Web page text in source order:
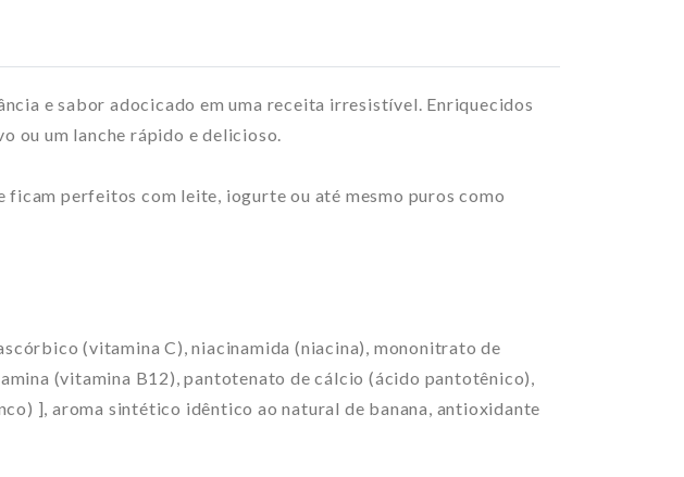
e sabor adocicado em uma receita irresistível. Enriquecidos
ou um lanche rápido e delicioso.
ficam perfeitos com leite, iogurte ou até mesmo puros como
(vitamina C), niacinamida (niacina), mononitrato de
(vitamina B12), pantotenato de cálcio (ácido pantotênico),
], aroma sintético idêntico ao natural de banana, antioxidante